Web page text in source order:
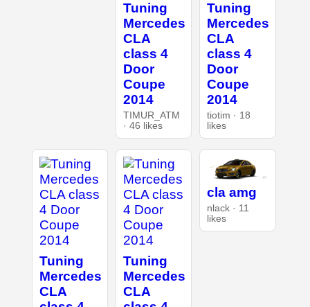
Tuning
Mercedes
CLA
class 4
Door
Coupe
2014
TIMUR_ATM
· 46 likes
Tuning
Mercedes
CLA
class 4
Door
Coupe
2014
tiotim · 18
likes
Tuning
Mercedes
CLA
Tuning
Mercedes
CLA
cla amg
nlack · 11
likes